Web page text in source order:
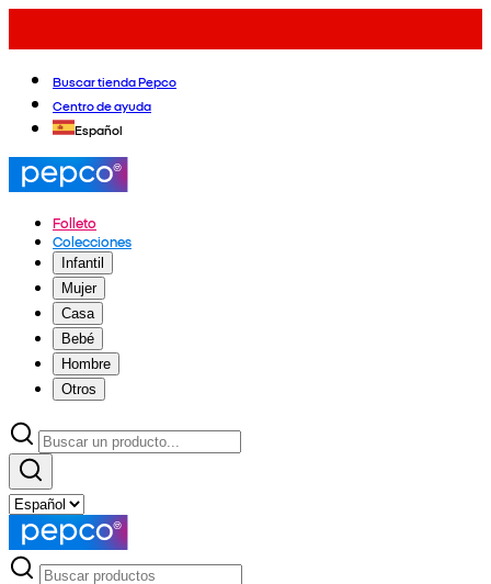
Buscar tienda Pepco
Centro de ayuda
Español
Folleto
Colecciones
Infantil
Mujer
Casa
Bebé
Hombre
Otros